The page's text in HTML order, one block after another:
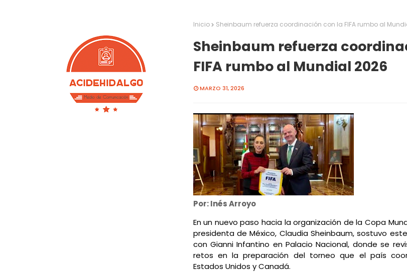
Inicio Sheinbaum refuerza coordinación con la FIFA rumbo al
Sheinbaum refuerza
FIFA rumbo al Mundial 2026
MARZO 31, 2026
Por: Inés Arroyo
En un nuevo paso hacia la organización de la Copa
presidenta de México, Claudia Sheinbaum, sostuvo
con Gianni Infantino en Palacio Nacional, donde se
retos en la preparación del torneo que el país
Estados Unidos y Canadá.